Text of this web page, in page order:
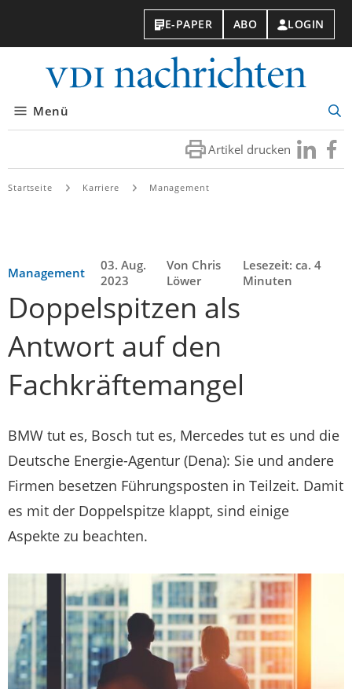
E-PAPER ABO LOGIN
Menü
Artikel drucken Besuchen
Sie
Sie
Startseite Karriere Management
Management
03. Aug.
2023
Von Chris
Löwer
Lesezeit: ca. 4
Minuten
Doppelspitzen als
Antwort auf den
Fachkräftemangel
BMW tut es, Bosch tut es, Mercedes tut es und die
Deutsche Energie-Agentur (Dena): Sie und andere
Firmen besetzen Führungsposten in Teilzeit. Damit
es mit der Doppelspitze klappt, sind einige
Aspekte zu beachten.